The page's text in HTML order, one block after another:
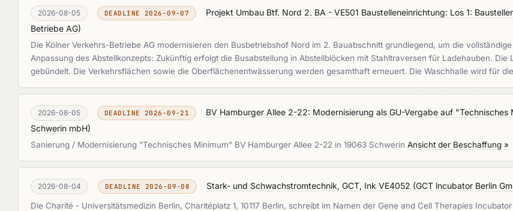
2026-08-05 DEADLINE 2026-09-07 Projekt Umbau Btf. Nord 2. BA - VE501 Baustelleneinrichtung: Los 1:
Betriebe AG)
Die Kölner Verkehrs-Betriebe AG modernisieren den Busbetriebshof Nord im 2. Bauabschnitt grundlegend, um die
Anpassung des Abstellkonzepts: Zukünftig erfolgt die Busabstellung in Abstellblöcken mit Stahltraversen für Ladehauben.
gebündelt. Die Verkehrsflächen sowie die Oberflächenentwässerung werden gesamthaft erneuert. Die Waschhalle wird für
2026-08-05 DEADLINE 2026-09-21 BV Hamburger Allee 2-22: Modernisierung als GU-Vergabe auf "Technisches
Schwerin mbH)
Sanierung / Modernisierung "Technisches Minimum" BV Hamburger Allee 2-22 in 19063 Schwerin Ansicht der Beschaffung »
2026-08-04 DEADLINE 2026-09-08 Stark- und Schwachstromtechnik, GCT, Ink VE4052 (GCT lncubator Berlin
Die Charité - Universitätsmedizin Berlin, Charitéplatz 1, 10117 Berlin, schreibt im Namen der Gene and Cell Therapies